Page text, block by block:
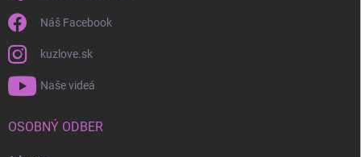
Náš Facebook
kuzlove.sk
Naše videá
OSOBNÝ ODBER